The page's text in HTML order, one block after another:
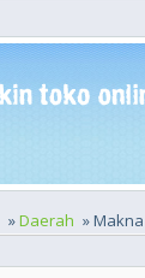
»Daerah »